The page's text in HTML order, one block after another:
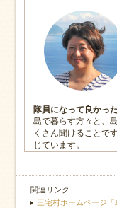
隊員になって良かっ
島で暮らす方々と、
くさん聞けることで
じています。
関連リンク
三宅村ホームページ